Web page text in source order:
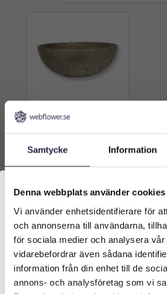
Samtycke Information
Denna webbplats använder cookies
Vi använder enhetsidentifierare för
och annonserna till användarna,
för sociala medier och analysera
vidarebefordrar även sådana
information från din enhet till de
annons- och analysföretag som vi
Lägg till i
Välkommen till
Vilken typ av kund är du? Du kan
längst upp på
Företagskund (exkl.